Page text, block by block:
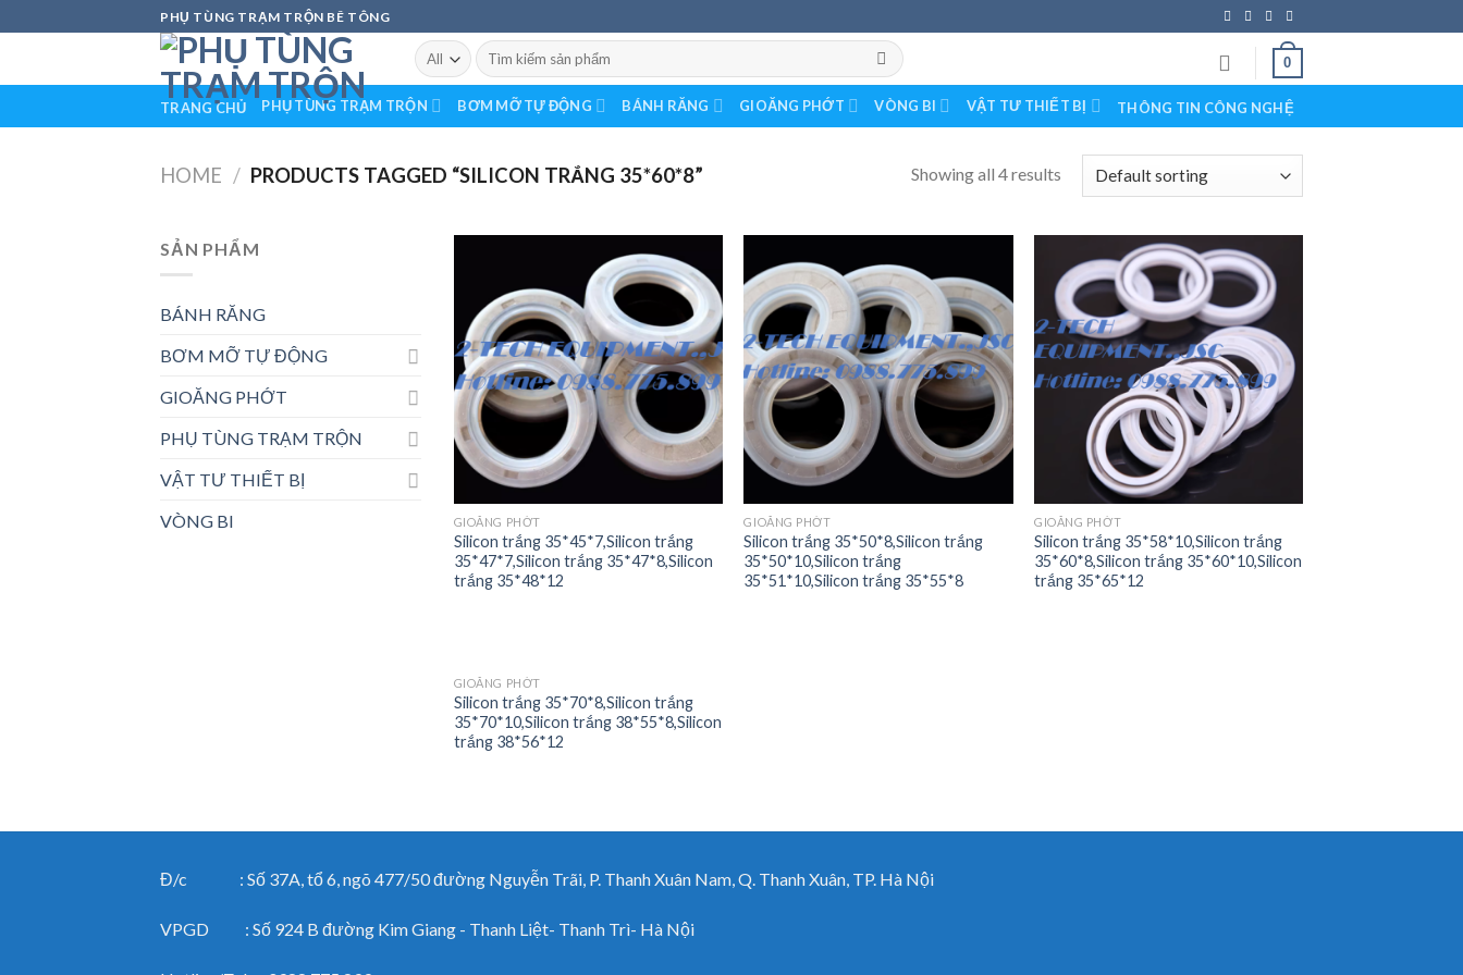
to
PHỤ TÙNG TRẠM TRỘN BÊ TÔNG
Search
for:
0
TRANG CHỦ PHỤ TÙNG TRẠM TRỘN BƠM MỠ TỰ ĐỘNG BÁNH RĂNG GIOĂNG PHỚT VÒNG BI VẬT TƯ THIẾT BỊ THÔNG TIN CÔNG NGHỆ
HOME / PRODUCTS TAGGED “SILICON TRẮNG 35*60*8” Showing all 4 results
SẢN PHẨM
BÁNH RĂNG
BƠM MỠ TỰ ĐỘNG
GIOĂNG PHỚT
PHỤ TÙNG TRẠM TRỘN
VẬT TƯ THIẾT BỊ
VÒNG BI
GIOĂNG PHỚT
Silicon trắng 35*45*7,Silicon trắng
35*47*7,Silicon trắng 35*47*8,Silicon
trắng 35*48*12
GIOĂNG PHỚT
Silicon trắng 35*50*8,Silicon trắng
35*50*10,Silicon trắng
35*51*10,Silicon trắng 35*55*8
GIOĂNG PHỚT
Silicon trắng 35*58*10,Silicon trắng
35*60*8,Silicon trắng 35*60*10,Silicon
trắng 35*65*12
GIOĂNG PHỚT
Silicon trắng 35*70*8,Silicon trắng
35*70*10,Silicon trắng 38*55*8,Silicon
trắng 38*56*12
Đ/c : Số 37A, tổ 6, ngõ 477/50 đường Nguyễn Trãi, P. Thanh Xuân Nam, Q. Thanh Xuân, TP. Hà Nội
VPGD : Số 924 B đường Kim Giang - Thanh Liệt- Thanh Trì- Hà Nội